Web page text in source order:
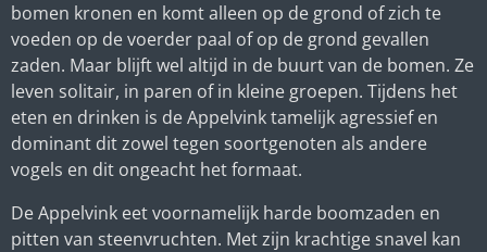
bomen kronen en komt alleen op de grond of zich te
voeden op de voerder paal of op de grond gevallen
zaden. Maar blijft wel altijd in de buurt van de bomen. Ze
leven solitair, in paren of in kleine groepen. Tijdens het
eten en drinken is de Appelvink tamelijk agressief en
dominant dit zowel tegen soortgenoten als andere
vogels en dit ongeacht het formaat.
De Appelvink eet voornamelijk harde boomzaden en
pitten van steenvruchten. Met zijn krachtige snavel kan